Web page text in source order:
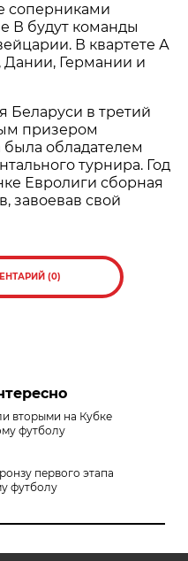
соперниками
В будут команды
В квартете А
Дании, Германии и
Беларуси в третий
призером
была обладателем
турнира. Год
Евролиги сборная
завоевав свой
(0)
вторыми на Кубке
футболу
первого этапа
футболу